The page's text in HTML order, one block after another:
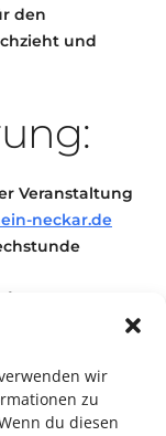
wir
zu
du diesen
den
und
Veranstaltung
neckar.de
mittwochs von 13